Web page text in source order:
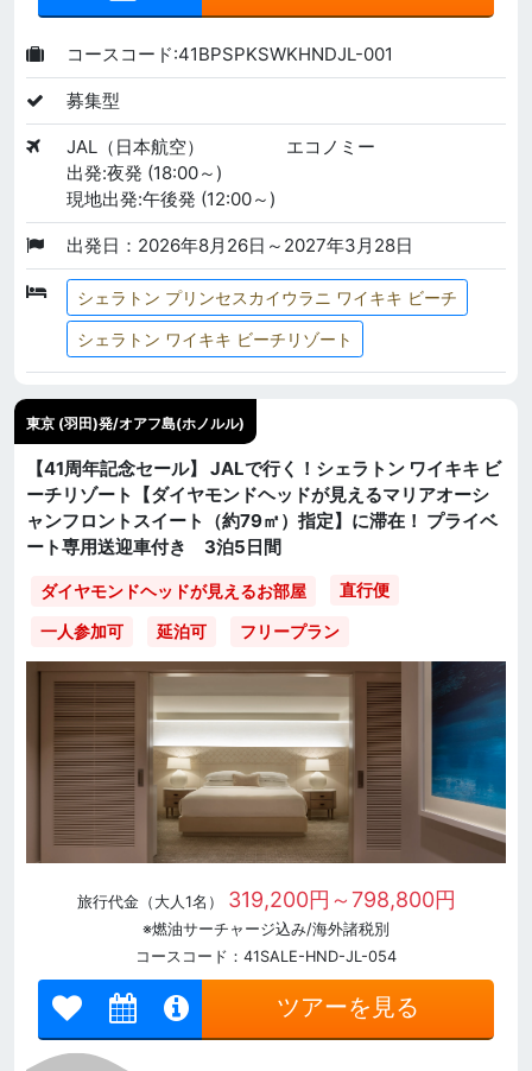
コースコード:41BPSPKSWKHNDJL-001
募集型
JAL（日本航空）
エコノミー
出発:夜発 (18:00～)
現地出発:午後発 (12:00～)
出発日：2026年8月26日～2027年3月28日
シェラトン プリンセスカイウラニ ワイキキ ビーチ
シェラトン ワイキキ ビーチリゾート
東京 (羽田)発/オアフ島(ホノルル)
【41周年記念セール】 JALで行く！シェラトン ワイキキ ビ
ーチリゾート【ダイヤモンドヘッドが見えるマリアオーシ
ャンフロントスイート（約79㎡）指定】に滞在！ プライベ
ート専用送迎車付き 3泊5日間
ダイヤモンドヘッドが見えるお部屋 直行便
一人参加可 延泊可 フリープラン
旅行代金（大人1名） 319,200円～798,800円
※燃油サーチャージ込み/海外諸税別
コースコード：41SALE-HND-JL-054
ツアーを見る